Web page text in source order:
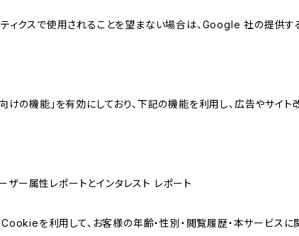
クスで使用されることを望まない場合は、Google 社の提供す
けの機能」を有効にしており、下記の機能を利用し、広告や
ー属性レポートとインタレスト レポート
を利用して、お客様の年齢・性別・閲覧履歴・本サービス